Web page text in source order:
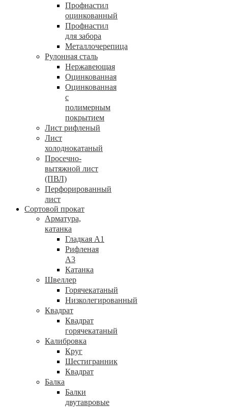
Профнастил
оцинкованный
Профнастил
для забора
Металлочерепица
Рулонная сталь
Нержавеющая
Оцинкованная
Оцинкованная
с
полимерным
покрытием
Лист рифленый
Лист
холоднокатаный
Просечно-
вытяжной лист
(ПВЛ)
Перфорированный
лист
Сортовой прокат
Арматура,
катанка
Гладкая А1
Рифленая
А3
Катанка
Швеллер
Горячекатаный
Низколегированный
Квадрат
Квадрат
горячекатаный
Калибровка
Круг
Шестигранник
Квадрат
Балка
Балки
двутавровые